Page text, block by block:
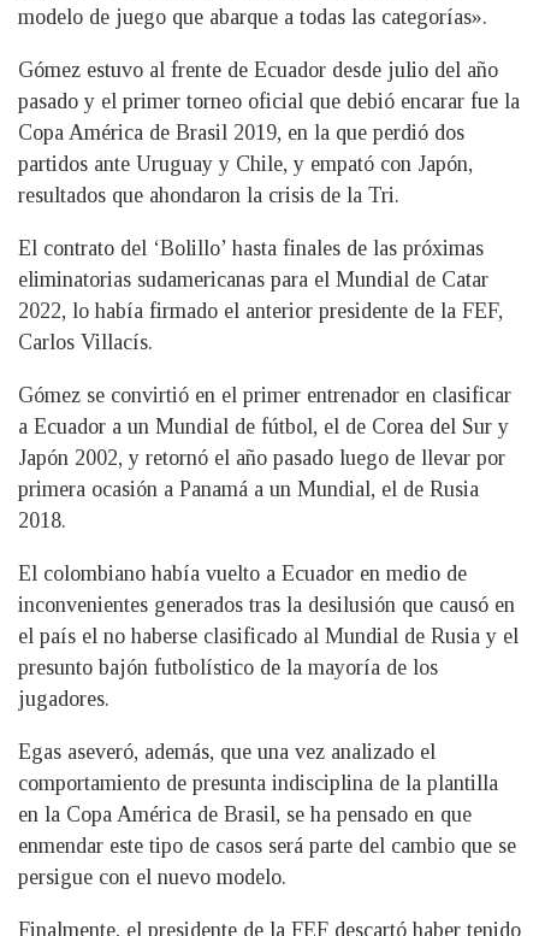
modelo de juego que abarque a todas las categorías».
Gómez estuvo al frente de Ecuador desde julio del año
pasado y el primer torneo oficial que debió encarar fue la
Copa América de Brasil 2019, en la que perdió dos
partidos ante Uruguay y Chile, y empató con Japón,
resultados que ahondaron la crisis de la Tri.
El contrato del ‘Bolillo’ hasta finales de las próximas
eliminatorias sudamericanas para el Mundial de Catar
2022, lo había firmado el anterior presidente de la FEF,
Carlos Villacís.
Gómez se convirtió en el primer entrenador en clasificar
a Ecuador a un Mundial de fútbol, el de Corea del Sur y
Japón 2002, y retornó el año pasado luego de llevar por
primera ocasión a Panamá a un Mundial, el de Rusia
2018.
El colombiano había vuelto a Ecuador en medio de
inconvenientes generados tras la desilusión que causó en
el país el no haberse clasificado al Mundial de Rusia y el
presunto bajón futbolístico de la mayoría de los
jugadores.
Egas aseveró, además, que una vez analizado el
comportamiento de presunta indisciplina de la plantilla
en la Copa América de Brasil, se ha pensado en que
enmendar este tipo de casos será parte del cambio que se
persigue con el nuevo modelo.
Finalmente, el presidente de la FEF descartó haber tenido